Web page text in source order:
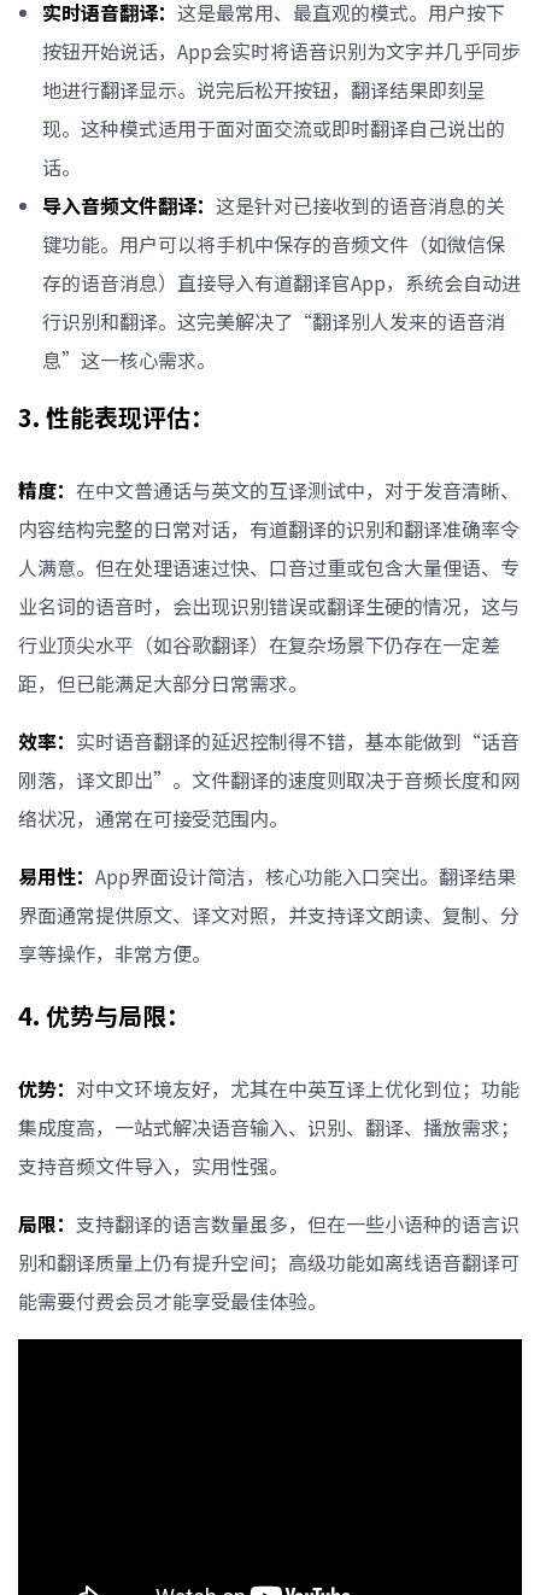
实时语音翻译： 这是最常用、最直观的模式。用户按下
按钮开始说话，App会实时将语音识别为文字并几乎同步
地进行翻译显示。说完后松开按钮，翻译结果即刻呈
现。这种模式适用于面对面交流或即时翻译自己说出的
话。
导入音频文件翻译： 这是针对已接收到的语音消息的关
键功能。用户可以将手机中保存的音频文件（如微信保
存的语音消息）直接导入有道翻译官App，系统会自动进
行识别和翻译。这完美解决了“翻译别人发来的语音消
息”这一核心需求。
3. 性能表现评估：
精度： 在中文普通话与英文的互译测试中，对于发音清晰、
内容结构完整的日常对话，有道翻译的识别和翻译准确率令
人满意。但在处理语速过快、口音过重或包含大量俚语、专
业名词的语音时，会出现识别错误或翻译生硬的情况，这与
行业顶尖水平（如谷歌翻译）在复杂场景下仍存在一定差
距，但已能满足大部分日常需求。
效率： 实时语音翻译的延迟控制得不错，基本能做到“话音
刚落，译文即出”。文件翻译的速度则取决于音频长度和网
络状况，通常在可接受范围内。
易用性： App界面设计简洁，核心功能入口突出。翻译结果
界面通常提供原文、译文对照，并支持译文朗读、复制、分
享等操作，非常方便。
4. 优势与局限：
优势： 对中文环境友好，尤其在中英互译上优化到位；功能
集成度高，一站式解决语音输入、识别、翻译、播放需求；
支持音频文件导入，实用性强。
局限： 支持翻译的语言数量虽多，但在一些小语种的语言识
别和翻译质量上仍有提升空间；高级功能如离线语音翻译可
能需要付费会员才能享受最佳体验。